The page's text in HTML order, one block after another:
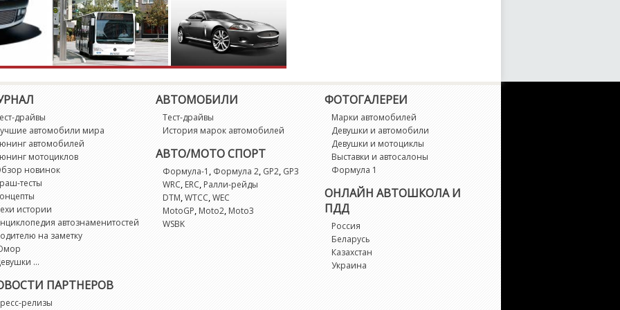
драйвы
автомобили мира
автомобилей
мотоциклов
новинок
тесты
истории
автознаменитостей
на заметку
...
ПАРТНЕРОВ
релизы
АВТОМОБИЛИ
Тест-драйвы
История марок автомобилей
АВТО/МОТО СПОРТ
Формула-1 , Формула 2, GP2, GP3
WRC,ERC,Ралли-рейды
DTM,WTCC,WEC
MotoGP,Moto2,Moto3
WSBK
ФОТОГАЛЕРЕИ
Марки автомобилей
Девушки и автомобили
Девушки и мотоциклы
Выставки и автосалоны
Формула 1
ОНЛАЙН АВТОШКОЛА И
ПДД
Россия
Беларусь
Казахстан
Украина